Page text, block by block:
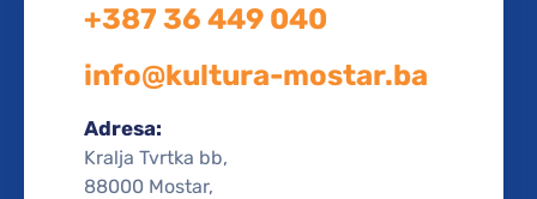
+387 36 449 040
info@kultura-mostar.ba
Adresa:
Kralja Tvrtka bb,
88000 Mostar,